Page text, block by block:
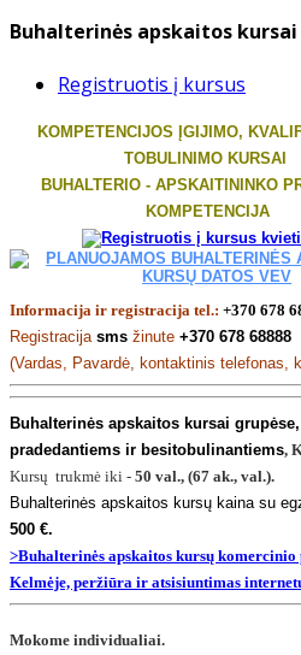
Buhalterinės apskaitos kursai
Registruotis į kursus
KOMPETENCIJOS ĮGIJIMO,
TOBULINIMO KURSAI
BUHALTERIO - APSKAITININKO
KOMPETENCIJA
Informacija ir registracija tel.: +370 678
Registracija sms žinute +370 678 68888
(Vardas, Pavardė, kontaktinis telefonas,
Buhalterinės apskaitos kursai grupėse,
pradedantiems ir besitobulinantiems,
Kursų trukmė iki - 50 val., (67 ak., val.).
Buhalterinės apskaitos kursų kaina su
500 €.
>Buhalterinės apskaitos kursų komercinio
Kelmėje, peržiūra ir atsisiuntimas
Mokome individualiai.